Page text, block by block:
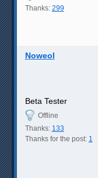
Thanks: 299
Noweol
Beta Tester
Offline
Thanks: 133
Thanks for the post: 1